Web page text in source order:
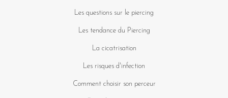
Les questions sur le piercing
Les tendance du Piercing
La cicatrisation
Les risques d'infection
Comment choisir son perceur